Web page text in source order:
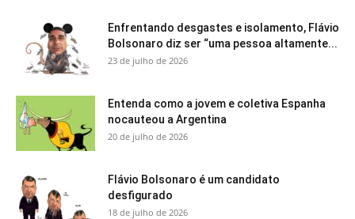
Enfrentando desgastes e isolamento, Flávio
Bolsonaro diz ser “uma pessoa altamente...
23 de julho de 2026
Entenda como a jovem e coletiva Espanha
nocauteou a Argentina
20 de julho de 2026
Flávio Bolsonaro é um candidato
desfigurado
18 de julho de 2026